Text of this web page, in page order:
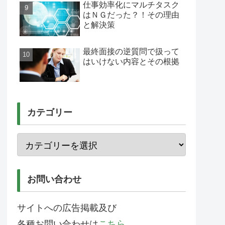
仕事効率化にマルチタスク
はＮＧだった？！その理由
と解決策
最終面接の逆質問で扱って
はいけない内容とその根拠
カテゴリー
お問い合わせ
サイトへの広告掲載及び